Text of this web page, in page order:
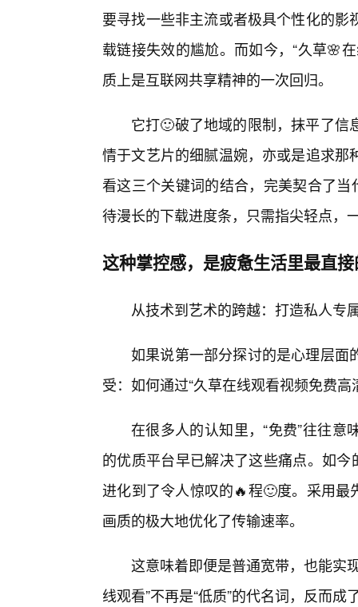
要寻找一些非主流或者极具个性化的
载链接失效的尴尬。而如今，“久草🌸
质上是互联网共享精神的一次回归。
它打🙂破了地域的限制，抹平了
情于文艺片的细腻温婉，亦或是追求
看这三个关键词的结合，完美契合了
待漫长的下载进度条，只需指尖轻点，
这种掌控感，是疲惫生活里最直
从技术到艺术的跨越：打造私人专
如果说第一部分探讨的是心理层面
受：如何通过“久草在线观看视频免费
在很多人的认知里，“免费”往往
的优质平台早已解决了这些痛点。如
进化到了令人惊叹的🔥程🙂度。采用
画质的极大地优化了传输速率。
这意味着即便是普通宽带，也能实
线观看”不再是“低质”的代名词，反而